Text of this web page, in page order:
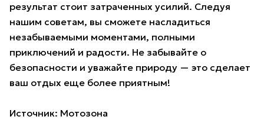
результат стоит затраченных усилий. Следуя
нашим советам, вы сможете насладиться
незабываемыми моментами, полными
приключений и радости. Не забывайте о
безопасности и уважайте природу — это сделает
ваш отдых еще более приятным!
Источник: Мотозона